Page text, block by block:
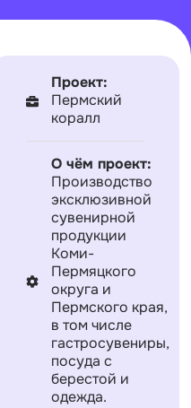
Проект:
Пермский
коралл
О чём проект:
Производство
эксклюзивной
сувенирной
продукции
Коми-
Пермяцкого
округа и
Пермского края,
в том числе
гастросувениры,
посуда с
берестой и
одежда.